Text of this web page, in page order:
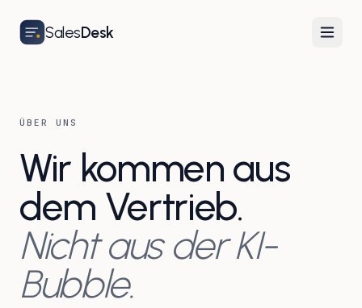
SalesDesk
ÜBER UNS
Wir kommen aus
dem Vertrieb.
Nicht aus der KI-
Bubble.